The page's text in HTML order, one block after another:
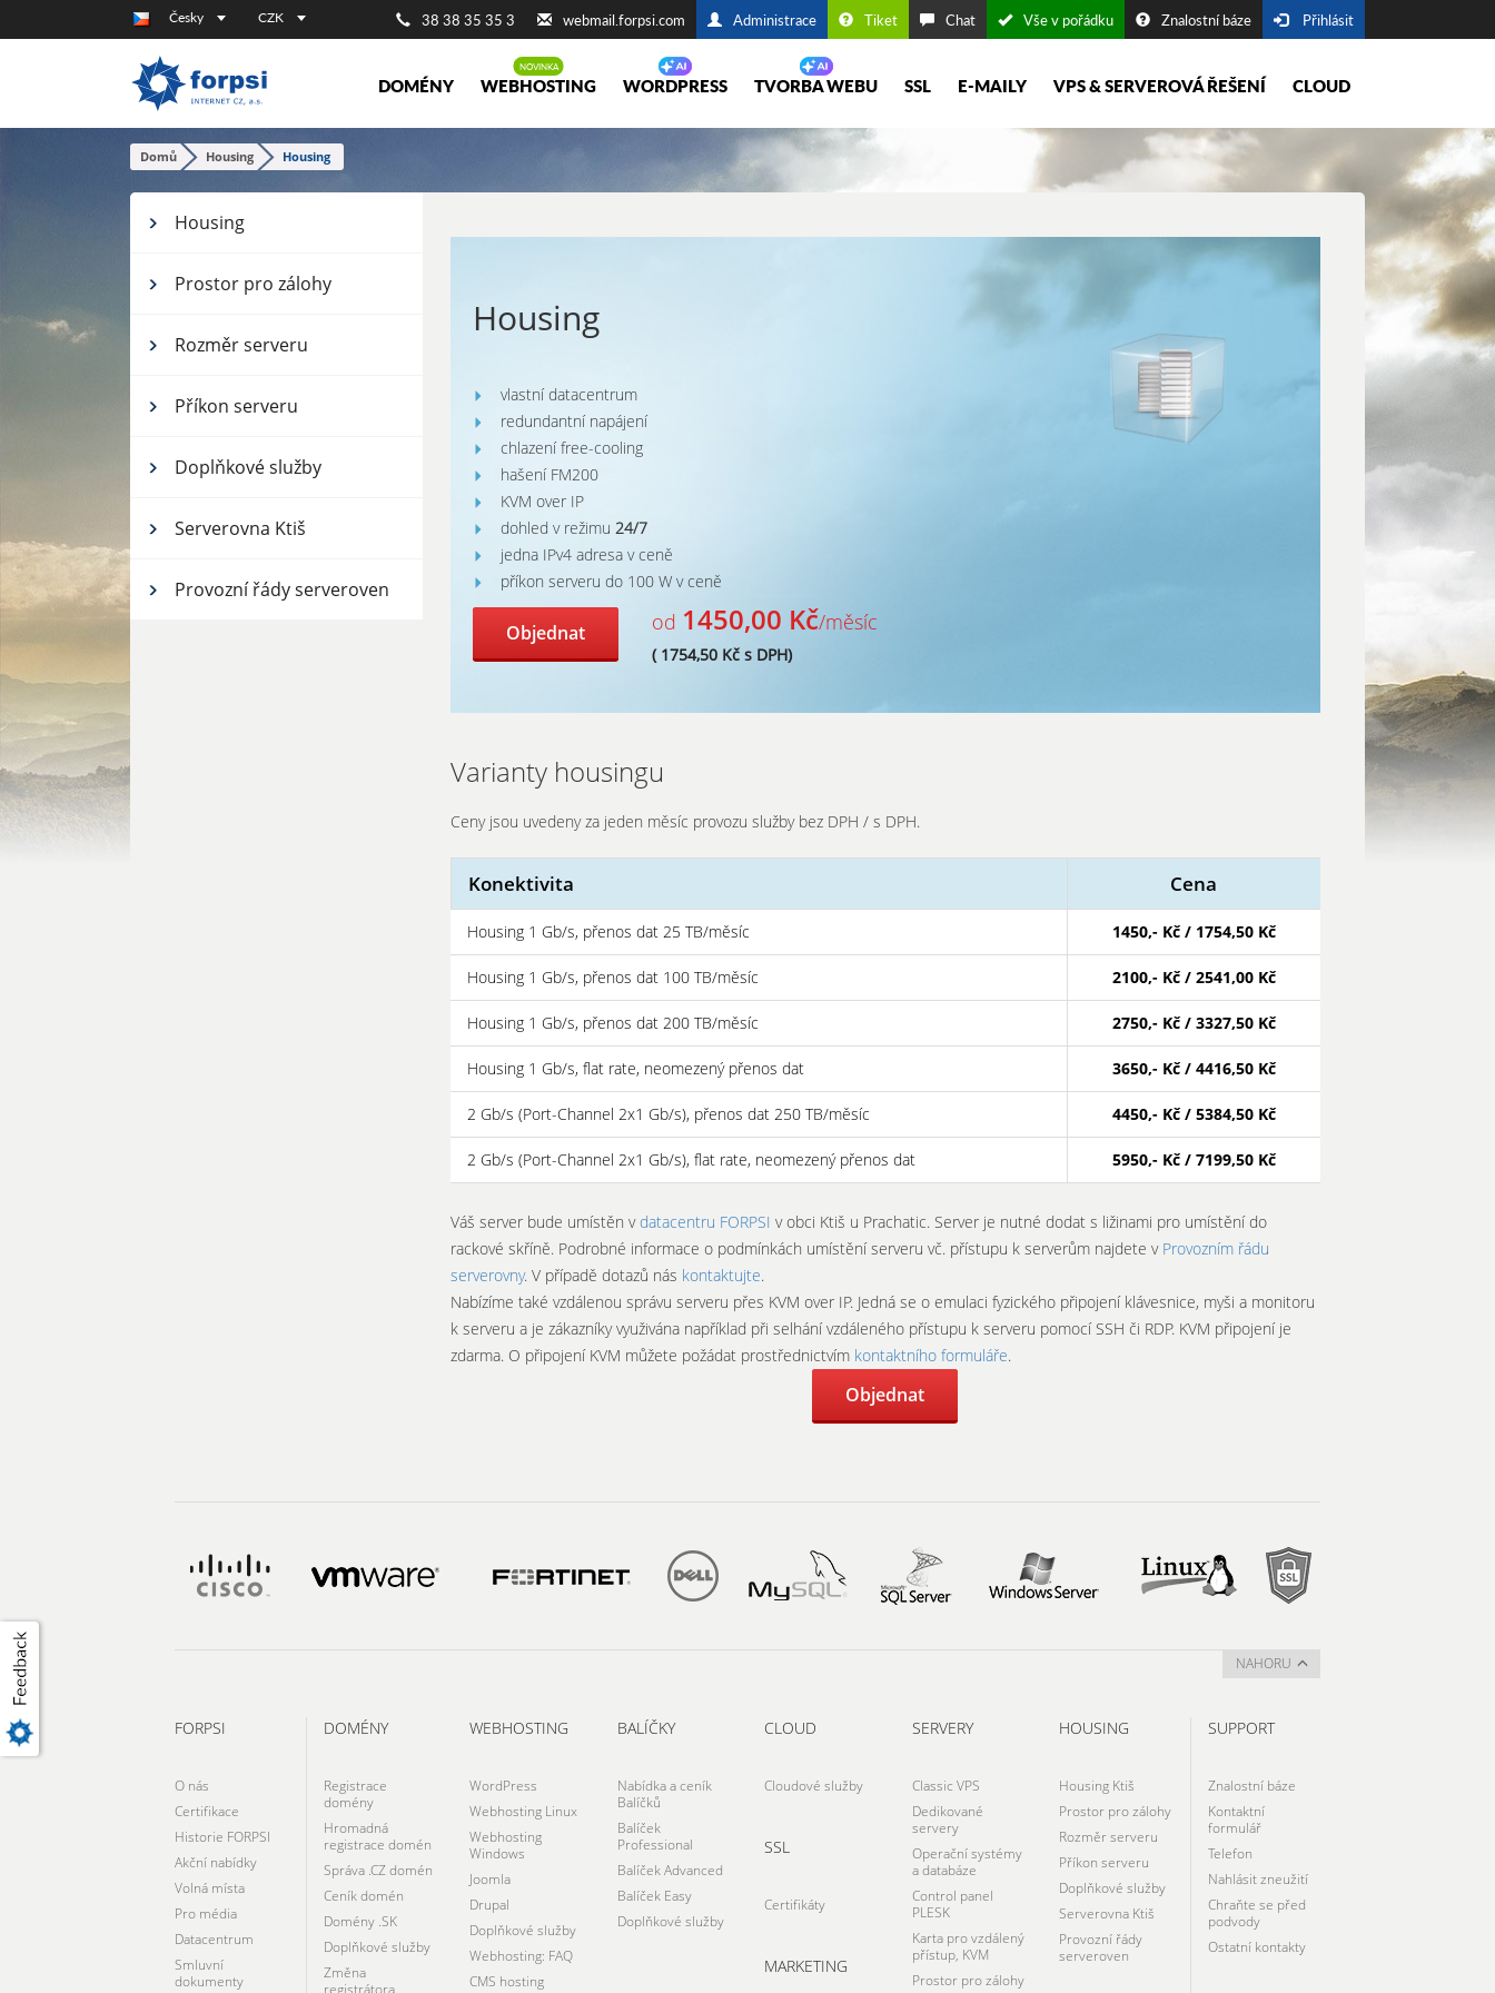
Domů Housing Housing
Housing
vlastní datacentrum
redundantní napájení
chlazení free-cooling
hašení FM200
KVM over IP
dohled v režimu 24/7
jedna IPv4 adresa v ceně
příkon serveru do 100 W v ceně
Objednat od 1450,00 Kč/měsíc
(1754,50 Kč s DPH)
Varianty housingu
Ceny jsou uvedeny za jeden měsíc provozu služby bez DPH / s DPH.
Konektivita Cena
Housing 1 Gb/s, přenos dat 25 TB/měsíc 1450,- Kč / 1754,50 Kč
Housing 1 Gb/s, přenos dat 100 TB/měsíc 2100,- Kč / 2541,00 Kč
Housing 1 Gb/s, přenos dat 200 TB/měsíc 2750,- Kč / 3327,50 Kč
Housing 1 Gb/s, flat rate, neomezený přenos dat 3650,- Kč / 4416,50 Kč
2 Gb/s (Port-Channel 2x1 Gb/s), přenos dat 250 TB/měsíc 4450,- Kč / 5384,50 Kč
2 Gb/s (Port-Channel 2x1 Gb/s), flat rate, neomezený přenos dat 5950,- Kč / 7199,50 Kč
Váš server bude umístěn vdatacentru FORPSI v obci Ktiš u Prachatic. Server je nutné dodat s ližinami pro umístění do
rackové skříně. Podrobné informace o podmínkách umístění serveru vč. přístupu k serverům najdete v Provozním řádu
serverovny. V případě dotazů nás kontaktujte.
Nabízíme také vzdálenou správu serveru přes KVM over IP. Jedná se o emulaci fyzického připojení klávesnice, myši a monitoru
k serveru a je zákazníky využivána například při selhání vzdáleného přístupu k serveru pomocí SSH či RDP. KVM připojení je
zdarma. O připojení KVM můžete požádat prostřednictvím kontaktního formuláře.
Objednat
Housing
Prostor pro zálohy
Rozměr serveru
Příkon serveru
Doplňkové služby
Serverovna Ktiš
Provozní řády serveroven
NAHORU
FORPSI
O nás
Certifikace
Historie FORPSI
Akční nabídky
Volná místa
Pro média
Datacentrum
Smluvní
dokumenty
DOMÉNY
Registrace
domény
Hromadná
registrace domén
Správa .CZ domén
Ceník domén
Domény .SK
Doplňkové služby
Změna
registrátora
WEBHOSTING
WordPress
Webhosting Linux
Webhosting
Windows
Joomla
Drupal
Doplňkové služby
Webhosting: FAQ
CMS hosting
BALÍČKY
Nabídka a ceník
Balíčků
Balíček
Professional
Balíček Advanced
Balíček Easy
Doplňkové služby
CLOUD
Cloudové služby
SSL
Certifikáty
MARKETING
SERVERY
Classic VPS
Dedikované
servery
Operační systémy
a databáze
Control panel
PLESK
Karta pro vzdálený
přístup, KVM
Prostor pro zálohy
HOUSING
Housing Ktiš
Prostor pro zálohy
Rozměr serveru
Příkon serveru
Doplňkové služby
Serverovna Ktiš
Provozní řády
serveroven
SUPPORT
Znalostní báze
Kontaktní
formulář
Telefon
Nahlásit zneužití
Chraňte se před
podvody
Ostatní kontakty
Česky CZK 38 38 35 35 3 webmail.forpsi.com Administrace Tiket Chat Vše v pořádku Znalostní báze Přihlásit
DOMÉNY WEBHOSTING WORDPRESS TVORBA WEBU SSL E-MAILY VPS & SERVEROVÁ ŘEŠENÍ CLOUD